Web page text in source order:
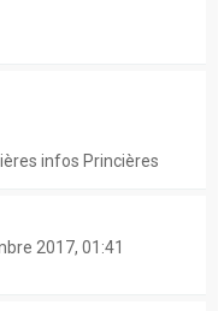
infos Princières
2017, 01:41